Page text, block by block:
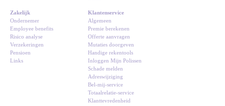
Zakelijk
Ondernemer
Employee benefits
Risico analyse
Verzekeringen
Pensioen
Links
Klantenservice
Algemeen
Premie berekenen
Offerte aanvragen
Mutaties doorgeven
Handige rekentools
Inloggen Mijn Polissen
Schade melden
Adreswijziging
Bel-mij-service
Totaalrelatie-service
Klanttevredenheid